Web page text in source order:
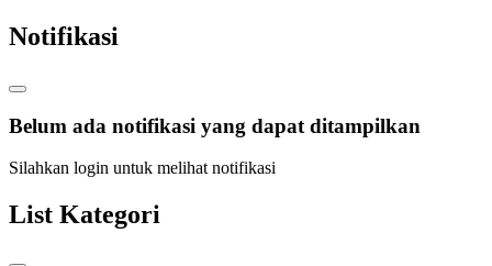
Notifikasi
Belum ada notifikasi yang dapat ditampilkan
Silahkan login untuk melihat notifikasi
List Kategori